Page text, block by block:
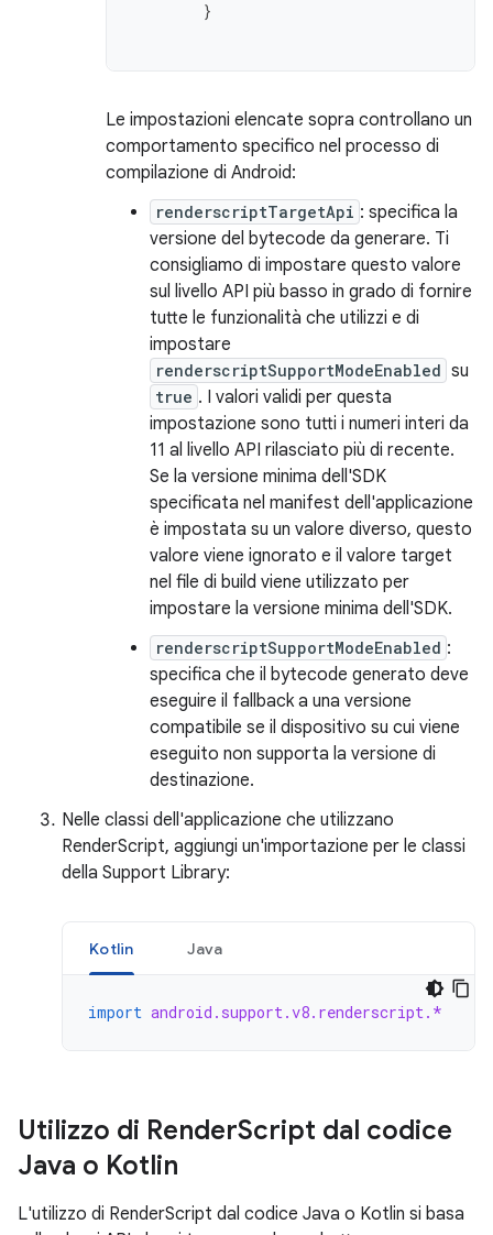
}
Le impostazioni elencate sopra controllano un
comportamento specifico nel processo di
compilazione di Android:
renderscriptTargetApi : specifica la
versione del bytecode da generare. Ti
consigliamo di impostare questo valore
sul livello API più basso in grado di fornire
tutte le funzionalità che utilizzi e di
impostare
renderscriptSupportModeEnabled su
true . I valori validi per questa
impostazione sono tutti i numeri interi da
11 al livello API rilasciato più di recente.
Se la versione minima dell'SDK
specificata nel manifest dell'applicazione
è impostata su un valore diverso, questo
valore viene ignorato e il valore target
nel file di build viene utilizzato per
impostare la versione minima dell'SDK.
renderscriptSupportModeEnabled :
specifica che il bytecode generato deve
eseguire il fallback a una versione
compatibile se il dispositivo su cui viene
eseguito non supporta la versione di
destinazione.
Nelle classi dell'applicazione che utilizzano
RenderScript, aggiungi un'importazione per le classi
della Support Library:
Kotlin Java
import android.support.v8.renderscript.*
Utilizzo di RenderScript dal codice
Java o Kotlin
L'utilizzo di RenderScript dal codice Java o Kotlin si basa